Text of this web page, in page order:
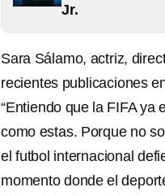
Jr.
Sara Sálamo, actriz,
recientes publicaciones
“Entiendo que la FIFA ya
como estas. Porque no
el futbol internacional
momento donde el